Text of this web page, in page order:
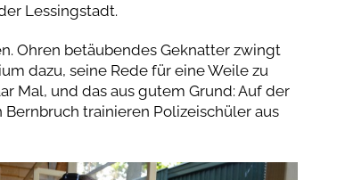
Lessingstadt.
Ohren betäubendes Geknatter zwingt
dazu, seine Rede für eine Weile zu
Mal, und das aus gutem Grund: Auf der
trainieren Polizeischüler aus